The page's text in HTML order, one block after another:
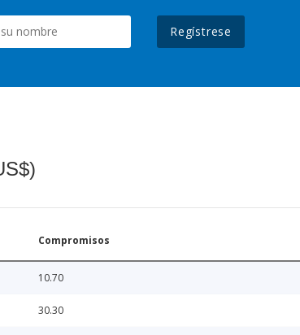
Regístrese
Compromisos
10.70
30.30